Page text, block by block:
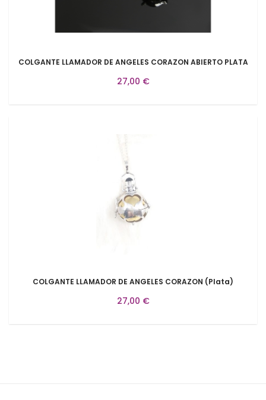
COLGANTE LLAMADOR DE ANGELES CORAZON ABIERTO PLATA
27,00 €
COLGANTE LLAMADOR DE ANGELES CORAZON (Plata)
27,00 €